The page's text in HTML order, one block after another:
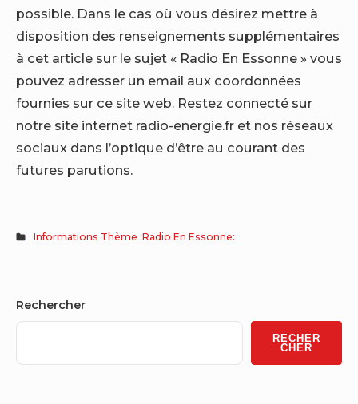
possible. Dans le cas où vous désirez mettre à
disposition des renseignements supplémentaires
à cet article sur le sujet « Radio En Essonne » vous
pouvez adresser un email aux coordonnées
fournies sur ce site web. Restez connecté sur
notre site internet radio-energie.fr et nos réseaux
sociaux dans l’optique d’être au courant des
futures parutions.
Informations Thème :Radio En Essonne:
Sidebar
Widget
Area
Rechercher
RECHER
CHER